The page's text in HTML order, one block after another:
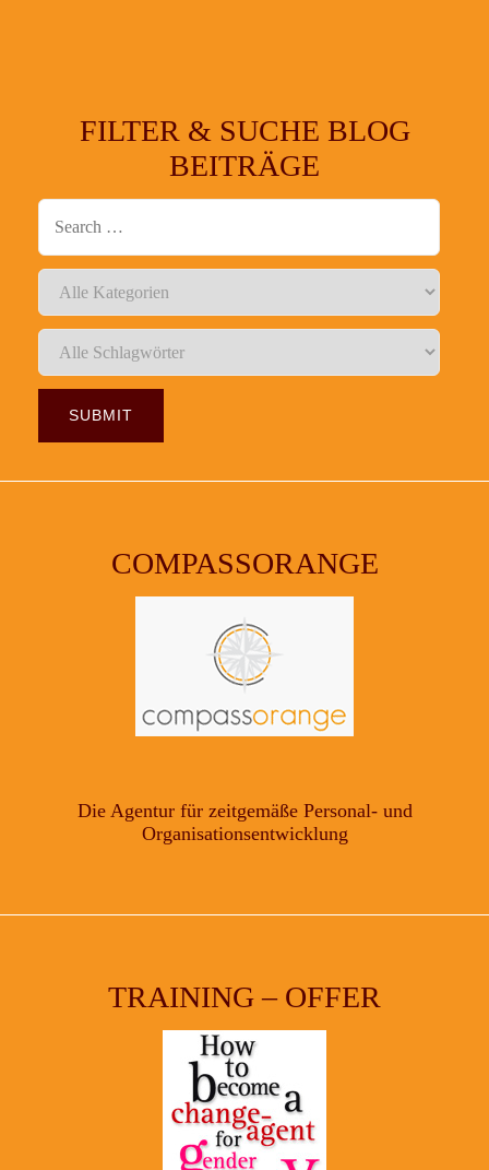
FILTER & SUCHE BLOG
BEITRÄGE
COMPASSORANGE
Die Agentur für zeitgemäße Personal- und
Organisationsentwicklung
TRAINING – OFFER